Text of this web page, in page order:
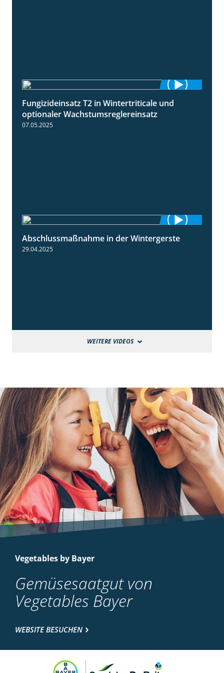
1:56
Fungizideinsatz T2 in Wintertriticale und
optionaler Wachstumsreglereinsatz
07.05.2025
1:49
Abschlussmaßnahme in der Wintergerste
29.04.2025
WEITERE VIDEOS
Vegetables by Bayer
Gemüsesaatgut von
Vegetables Bayer
WEBSITE BESUCHEN